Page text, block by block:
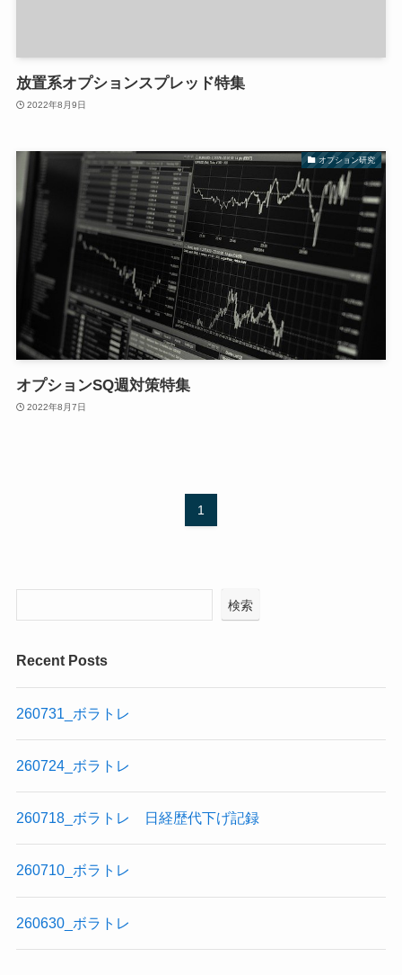
放置系オプションスプレッド特集
2022年8月9日
オプション研究
オプションSQ週対策特集
2022年8月7日
1
検索
Recent Posts
260731_ボラトレ
260724_ボラトレ
260718_ボラトレ 日経歴代下げ記録
260710_ボラトレ
260630_ボラトレ